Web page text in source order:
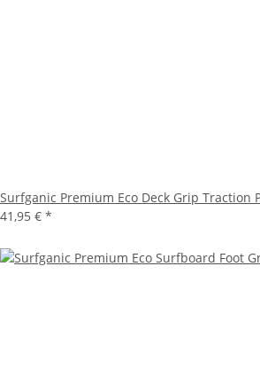
Surfganic Premium Eco Deck Grip Traction
41,95 € *